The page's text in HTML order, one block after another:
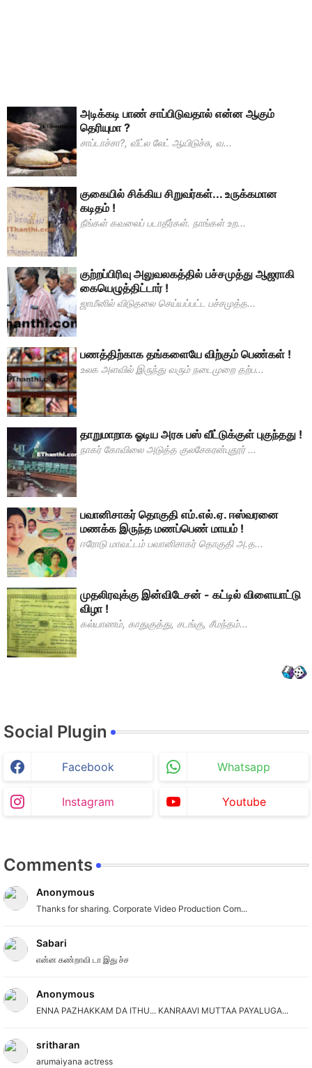
அடிக்கடி பாண் சாப்பிடுவதால் என்ன ஆகும்
தெரியுமா ?
சாப்டாச்சா?, வீட்ல லேட் ஆயிடுச்சு, வ...
குகையில் சிக்கிய சிறுவர்கள்... உருக்கமான
கடிதம் !
நீங்கள் கவலைப் படாதீர்கள். நாங்கள் உற...
குற்றப்பிரிவு அலுவலகத்தில் பச்சமுத்து ஆஜராகி
கையெழுத்திட்டார் !
ஜாமீனில் விடுதலை செய்யப்பட்ட பச்சமுத்த...
பணத்திற்காக தங்களையே விற்கும் பெண்கள் !
உலக அளவில் இருந்து வரும் நடைமுறை தற்ப...
தாறுமாறாக ஓடிய அரசு பஸ் வீட்டுக்குள் புகுந்தது !
நாகர் கோவிலை அடுத்த குலசேகரன்புதூர் ...
பவானிசாகர் தொகுதி எம்.எல்.ஏ. ஈஸ்வரனை
மணக்க இருந்த மணப்பெண் மாயம் !
ஈரோடு மாவட்டம் பவானிசாகர் தொகுதி அ.த...
முதலிரவுக்கு இன்விடேசன் - கட்டில் விளையாட்டு
விழா !
கல்யாணம், காதுகுத்து, சடங்கு, சீமந்தம்...
Social Plugin
Facebook Whatsapp
Instagram Youtube
Comments
Anonymous
Thanks for sharing. Corporate Video Production Com...
Sabari
என்ன கண்றாவி டா இது ச்ச
Anonymous
ENNA PAZHAKKAM DA ITHU... KANRAAVI MUTTAA PAYALUGA...
sritharan
arumaiyana actress